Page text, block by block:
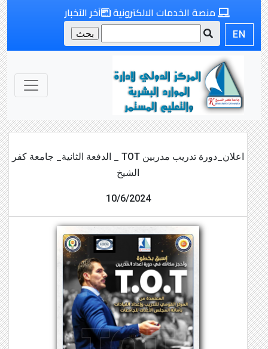
آخر الآخبار منصة الخدمات الالكترونية
EN
اعلان_دورة تدريب مدربين TOT _ الدفعة الثانية_ جامعة كفر
الشيخ
10/6/2024